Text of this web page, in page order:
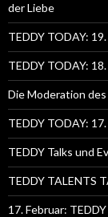
der Liebe
TEDDY TODAY:
TEDDY TODAY:
Die Moderation des
TEDDY TODAY:
TEDDY Talks und
TEDDY TALENTS
17. Februar: